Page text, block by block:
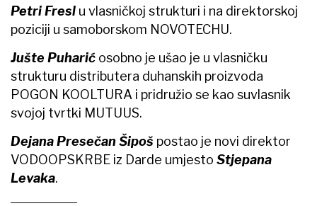
Petri Fresl u vlasničkoj strukturi i na direktorskoj
poziciji u samoborskom NOVOTECHU.
Jušte Puharić osobno je ušao je u vlasničku
strukturu distributera duhanskih proizvoda
POGON KOOLTURA i pridružio se kao suvlasnik
svojoj tvrtki MUTUUS.
Dejana Presečan Šipoš postao je novi direktor
VODOOPSKRBE iz Darde umjesto Stjepana
Levaka.